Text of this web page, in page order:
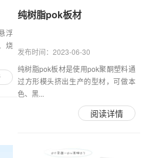
浮
烧
纯树脂pok板材
发布时间：2023-06-30
纯树脂pok板材是使用pok聚酮塑料通
过方形模头挤出生产的型材，可做本
色、黑...
阅读详情